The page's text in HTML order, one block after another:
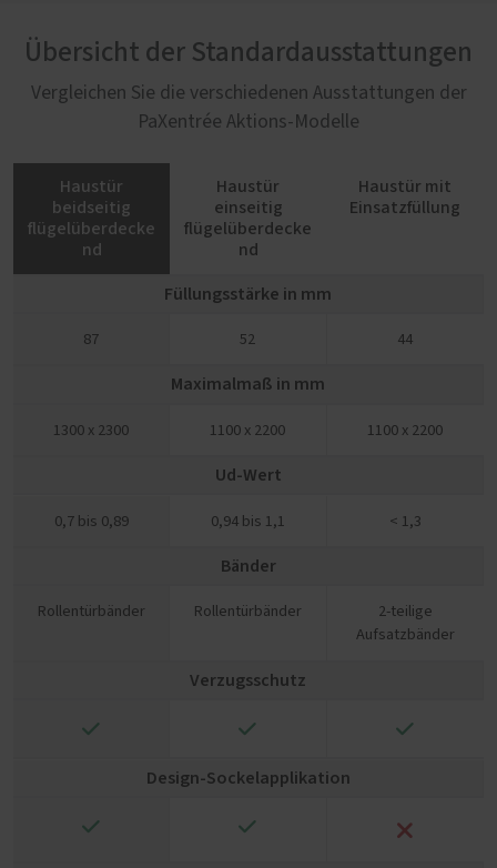
Übersicht der Standardausstattungen
Vergleichen Sie die verschiedenen Ausstattungen der
PaXentrée Aktions-Modelle
Haustür
beidseitig
flügelüberdecke
nd
Haustür
einseitig
flügelüberdecke
nd
Haustür mit
Einsatzfüllung
Füllungsstärke in mm
87 52 44
Maximalmaß in mm
1300 x 2300 1100 x 2200 1100 x 2200
Ud-Wert
0,7 bis 0,89 0,94 bis 1,1 < 1,3
Bänder
Rollentürbänder Rollentürbänder
2-teilige
Aufsatzbänder
Verzugsschutz
✓ ✓ ✓
Design-Sockelapplikation
✓ ✓ ❌